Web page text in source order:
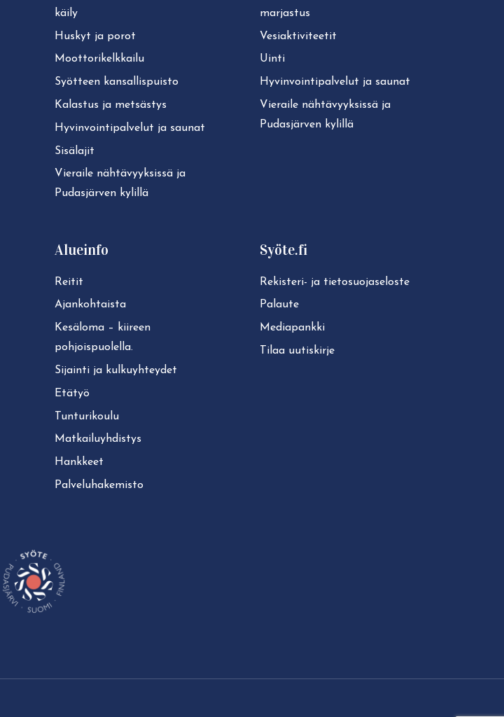
käi­ly
Huskyt ja porot
Moot­to­ri­kelk­kai­lu
Syötteen kan­sal­lis­puis­to
Kalastus ja metsästys
Hy­vin­voin­ti­pal­ve­lut ja saunat
Sisälajit
Vieraile näh­tä­vyyk­sis­sä ja
Pudasjärven kylillä
marjastus
Ve­siak­ti­vi­tee­tit
Uinti
Hy­vin­voin­ti­pal­ve­lut ja saunat
Vieraile näh­tä­vyyk­sis­sä ja
Pudasjärven kylillä
Alueinfo
Reitit
Ajan­koh­tais­ta
Kesäloma – kiireen
pohjoispuolella.
Sijainti ja kul­ku­yh­tey­det
Etätyö
Tun­tu­ri­kou­lu
Mat­kai­lu­yh­dis­tys
Hankkeet
Pal­ve­lu­ha­ke­mis­to
Syöte.fi
Rekisteri- ja tie­to­suo­ja­se­los­te
Palaute
Mediapankki
Tilaa uutiskirje